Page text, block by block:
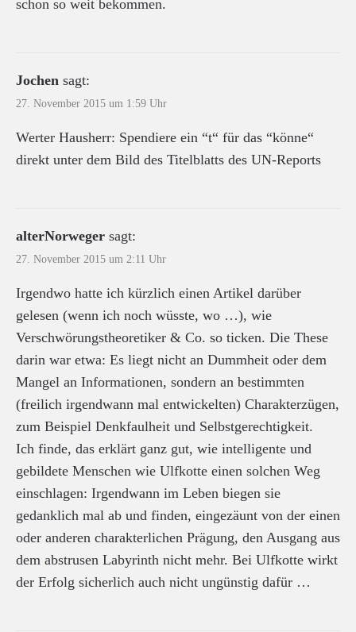
schon so weit bekommen.
Jochen sagt:
27. November 2015 um 1:59 Uhr
Werter Hausherr: Spendiere ein “t“ für das “könne“
direkt unter dem Bild des Titelblatts des UN-Reports
alterNorweger sagt:
27. November 2015 um 2:11 Uhr
Irgendwo hatte ich kürzlich einen Artikel darüber
gelesen (wenn ich noch wüsste, wo …), wie
Verschwörungstheoretiker & Co. so ticken. Die These
darin war etwa: Es liegt nicht an Dummheit oder dem
Mangel an Informationen, sondern an bestimmten
(freilich irgendwann mal entwickelten) Charakterzügen,
zum Beispiel Denkfaulheit und Selbstgerechtigkeit.
Ich finde, das erklärt ganz gut, wie intelligente und
gebildete Menschen wie Ulfkotte einen solchen Weg
einschlagen: Irgendwann im Leben biegen sie
gedanklich mal ab und finden, eingezäunt von der einen
oder anderen charakterlichen Prägung, den Ausgang aus
dem abstrusen Labyrinth nicht mehr. Bei Ulfkotte wirkt
der Erfolg sicherlich auch nicht ungünstig dafür …